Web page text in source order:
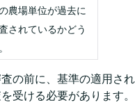
農場単位が過去に
されているかどう
の前に、基準の適用され
受ける必要があります。